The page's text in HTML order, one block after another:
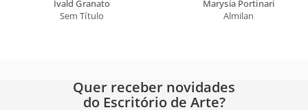
Ivald Granato
Sem Título
Marysia Portinari
Almilan
Quer receber novidades
do Escritório de Arte?